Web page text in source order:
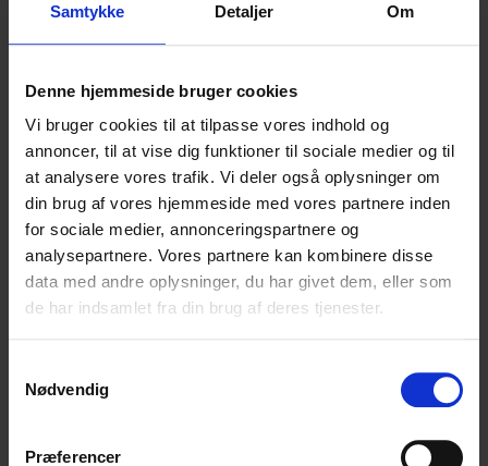
Samtykke Detaljer Om
Denne hjemmeside bruger cookies
Vi bruger cookies til at tilpasse vores indhold og
annoncer, til at vise dig funktioner til sociale medier og til
at analysere vores trafik. Vi deler også oplysninger om
din brug af vores hjemmeside med vores partnere inden
for sociale medier, annonceringspartnere og
analysepartnere. Vores partnere kan kombinere disse
data med andre oplysninger, du har givet dem, eller som
de har indsamlet fra din brug af deres tjenester.
Nødvendig
Præferencer
07/07/2022
Daginstitutionen Horshøj
07/07/2022
Børnehaven Gl. Dalhøj
06/07/2022
Børnehuset Kammuslingen
døvblindhed og høretab
12/05/2021